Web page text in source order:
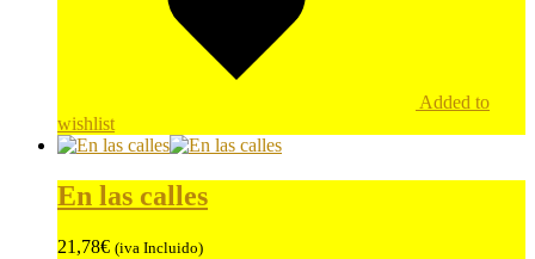
Added to
wishlist
En las calles
21,78€ (iva Incluido)